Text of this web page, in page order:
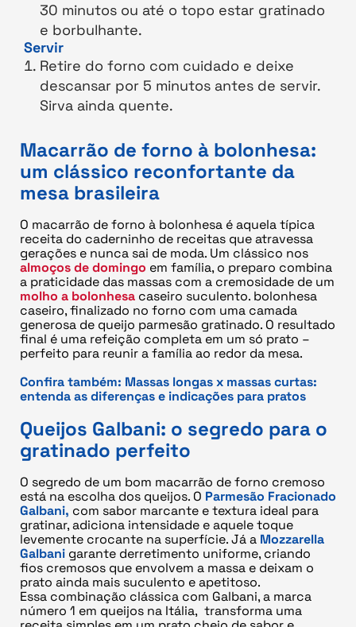
30 minutos ou até o topo estar gratinado
e borbulhante.
Servir
Retire do forno com cuidado e deixe
descansar por 5 minutos antes de servir.
Sirva ainda quente.
Macarrão de forno à bolonhesa:
um clássico reconfortante da
mesa brasileira
O macarrão de forno à bolonhesa é aquela típica
receita do caderninho de receitas que atravessa
gerações e nunca sai de moda. Um clássico nos
almoços de domingo em família, o preparo combina
a praticidade das massas com a cremosidade de um
molho a bolonhesa caseiro suculento. bolonhesa
caseiro, finalizado no forno com uma camada
generosa de queijo parmesão gratinado. O resultado
final é uma refeição completa em um só prato –
perfeito para reunir a família ao redor da mesa.
Confira também: Massas longas x massas curtas:
entenda as diferenças e indicações para pratos
Queijos Galbani: o segredo para o
gratinado perfeito
O segredo de um bom macarrão de forno cremoso
está na escolha dos queijos. O Parmesão Fracionado
Galbani, com sabor marcante e textura ideal para
gratinar, adiciona intensidade e aquele toque
levemente crocante na superfície. Já a Mozzarella
Galbani garante derretimento uniforme, criando
fios cremosos que envolvem a massa e deixam o
prato ainda mais suculento e apetitoso.
Essa combinação clássica com Galbani, a marca
número 1 em queijos na Itália, transforma uma